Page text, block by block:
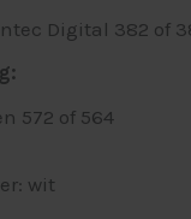
Digital 382 of
572 of 564
wit